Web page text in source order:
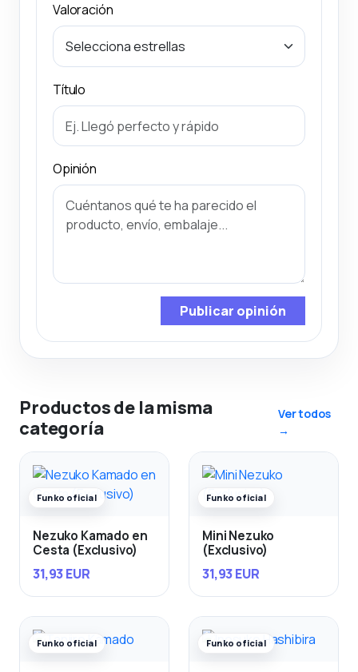
Valoración
Título
Opinión
Publicar opinión
Productos de la misma
categoría
Ver todos
→
Funko oficial
Nezuko Kamado en
Cesta (Exclusivo)
31,93 EUR
Funko oficial
Mini Nezuko
(Exclusivo)
31,93 EUR
Funko oficial Funko oficial